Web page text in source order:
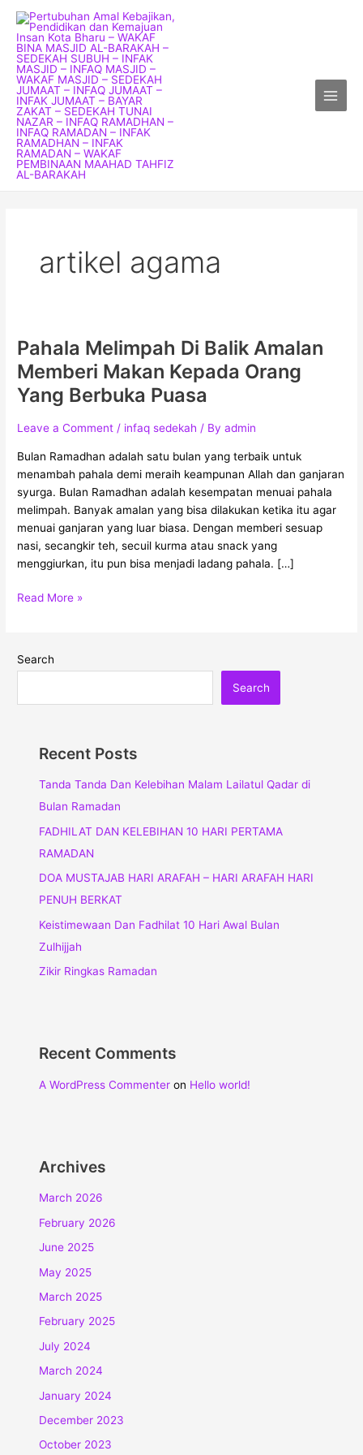
content
artikel agama
Pahala Melimpah Di Balik Amalan
Memberi Makan Kepada Orang
Yang Berbuka Puasa
Leave a Comment / infaq sedekah / Byadmin
Bulan Ramadhan adalah satu bulan yang terbaik untuk
menambah pahala demi meraih keampunan Allah dan ganjaran
syurga. Bulan Ramadhan adalah kesempatan menuai pahala
melimpah. Banyak amalan yang bisa dilakukan ketika itu agar
menuai ganjaran yang luar biasa. Dengan memberi sesuap
nasi, secangkir teh, secuil kurma atau snack yang
menggiurkan, itu pun bisa menjadi ladang pahala. […]
Pahala
Melimpah
Di
Balik
Memberi
Makan
Kepada
Orang
Yang
Berbuka
Puasa
Read More »
Search
Search
Recent Posts
Tanda Tanda Dan Kelebihan Malam Lailatul Qadar di
Bulan Ramadan
FADHILAT DAN KELEBIHAN 10 HARI PERTAMA
RAMADAN
DOA MUSTAJAB HARI ARAFAH – HARI ARAFAH HARI
PENUH BERKAT
Keistimewaan Dan Fadhilat 10 Hari Awal Bulan
Zulhijjah
Zikir Ringkas Ramadan
Recent Comments
A WordPress Commenter on Hello world!
Archives
March 2026
February 2026
June 2025
May 2025
March 2025
February 2025
July 2024
March 2024
January 2024
December 2023
October 2023